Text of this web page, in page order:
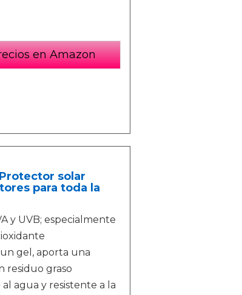
en Amazon
solar
para toda la
y UVB; especialmente
gel, aporta una
residuo graso
agua y resistente a la